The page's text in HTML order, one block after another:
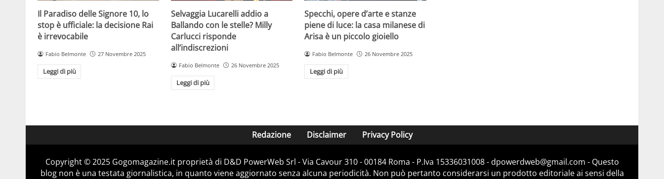
Il Paradiso delle Signore 10, lo
stop è ufficiale: la decisione Rai
è irrevocabile
Fabio Belmonte 27 Novembre 2025
Leggi di più
Selvaggia Lucarelli addio a
Ballando con le stelle? Milly
Carlucci risponde
all’indiscrezioni
Fabio Belmonte 26 Novembre 2025
Leggi di più
Specchi, opere d’arte e stanze
piene di luce: la casa milanese di
Arisa è un piccolo gioiello
Fabio Belmonte 26 Novembre 2025
Leggi di più
Redazione Disclaimer Privacy Policy
Copyright © 2025 Gogomagazine.it proprietà di D&D PowerWeb Srl - Via Cavour 310 - 00184 Roma - P.Iva 15336031008 - dpowerdweb@gmail.com - Questo
blog non è una testata giornalistica, in quanto viene aggiornato senza alcuna periodicità. Non può pertanto considerarsi un prodotto editoriale ai sensi della